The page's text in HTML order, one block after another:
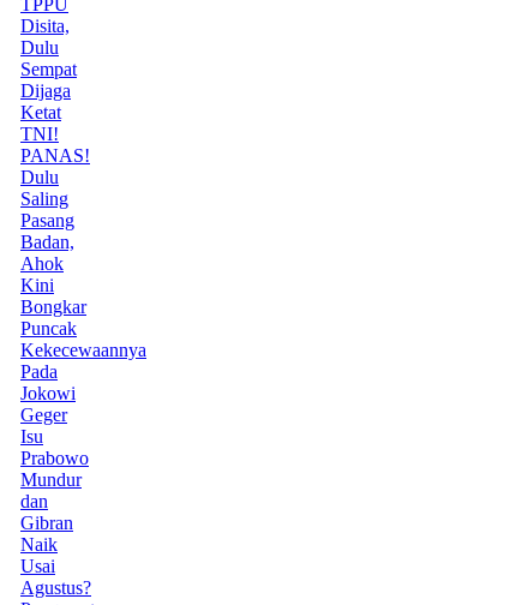
Disita,
Dulu
Sempat
Dijaga
Ketat
TNI!
PANAS!
Dulu
Saling
Pasang
Badan,
Ahok
Kini
Bongkar
Puncak
Kekecewaannya
Pada
Jokowi
Geger
Isu
Prabowo
Mundur
dan
Gibran
Naik
Usai
Agustus?